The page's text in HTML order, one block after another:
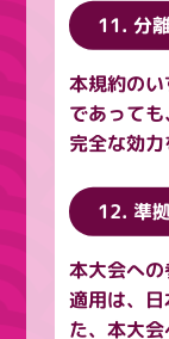
11. 分
本規約の
であって
完全な効力
12. 準
本大会へ
適用は、
た、本大